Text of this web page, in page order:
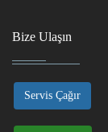
Bize Ulaşın
Servis Çağır